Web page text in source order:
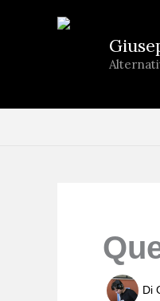
Di